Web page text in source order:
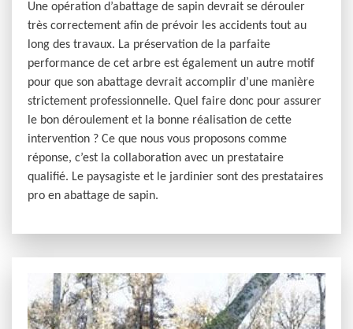
Une opération d’abattage de sapin devrait se dérouler
très correctement afin de prévoir les accidents tout au
long des travaux. La préservation de la parfaite
performance de cet arbre est également un autre motif
pour que son abattage devrait accomplir d’une manière
strictement professionnelle. Quel faire donc pour assurer
le bon déroulement et la bonne réalisation de cette
intervention ? Ce que nous vous proposons comme
réponse, c’est la collaboration avec un prestataire
qualifié. Le paysagiste et le jardinier sont des prestataires
pro en abattage de sapin.